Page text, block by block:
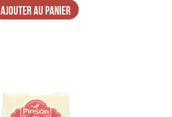
AJOUTER AU PANIER